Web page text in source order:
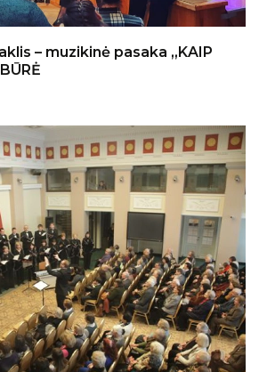
– muzikinė pasaka „KAIP